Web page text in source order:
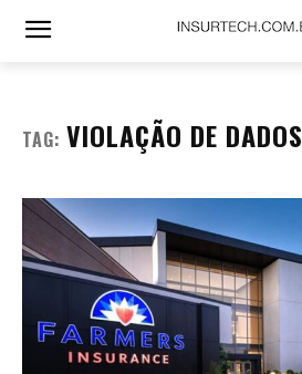
TAG: VIOLAÇÃO DE DADOS